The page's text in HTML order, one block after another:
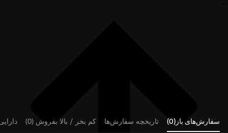
سفارش‌های باز(0) تاریخچه سفارش‌ها کم بخر / بالا بفروش (0)